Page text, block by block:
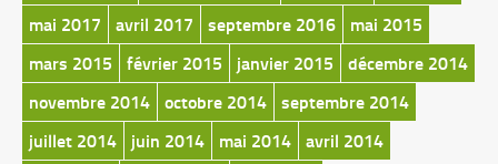
mai 2017
avril 2017 septembre 2016
mai 2015
mars 2015
février 2015 janvier 2015
décembre 2014
novembre 2014 octobre 2014 septembre 2014
juillet 2014
juin 2014 mai 2014 avril 2014